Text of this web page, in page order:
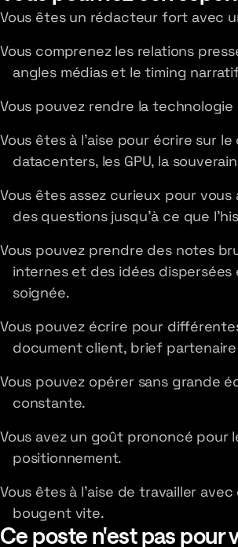
Vous êtes un rédacteur fort avec
Vous comprenez les relations
angles médias et le timing
Vous pouvez rendre la technologie
Vous êtes à l'aise pour écrire sur
datacenters, les GPU, la
Vous êtes assez curieux pour
des questions jusqu'à ce que
Vous pouvez prendre des notes
internes et des idées
soignée.
Vous pouvez écrire pour
document client, brief
Vous pouvez opérer sans grande
constante.
Vous avez un goût prononcé
positionnement.
Vous êtes à l'aise de travailler
bougent vite.
Ce poste n'est pas pour